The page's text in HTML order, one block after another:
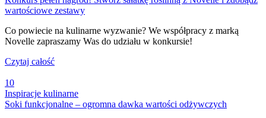
wartościowe zestawy
Co powiecie na kulinarne wyzwanie? We współpracy z marką
Novelle zapraszamy Was do udziału w konkursie!
Czytaj całość
10
Inspiracje kulinarne
Soki funkcjonalne – ogromna dawka wartości odżywczych